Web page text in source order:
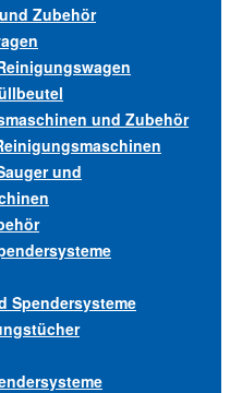
Zubehör
und Zubehör
und
Spendersysteme